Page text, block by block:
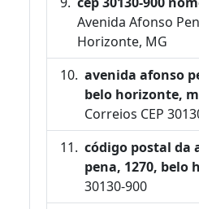
Avenida Afonso
Horizonte, MG
avenida afonso
belo horizonte,
Correios CEP
código postal da
pena, 1270, belo
30130-900